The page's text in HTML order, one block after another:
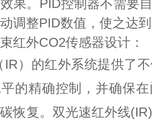
果。 PID控制器不需要
调整PID数值，使之达
红外CO2传感器设计：
IR）的红外系统提供了
的精确控制，并确保
恢复。 双光速红外线